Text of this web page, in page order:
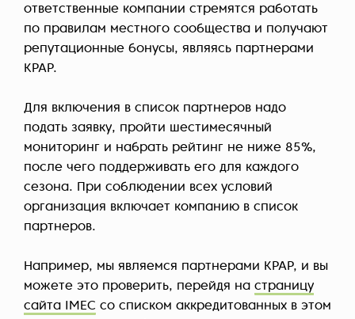
ответственные компании стремятся работать
по правилам местного сообщества и получают
репутационные бонусы, являясь партнерами
KPAP.
Для включения в список партнеров надо
подать заявку, пройти шестимесячный
мониторинг и набрать рейтинг не ниже 85%,
после чего поддерживать его для каждого
сезона. При соблюдении всех условий
организация включает компанию в список
партнеров.
Например, мы являемся партнерами KPAP, и вы
можете это проверить, перейдя на страницу
сайта IMEC со списком аккредитованных в этом